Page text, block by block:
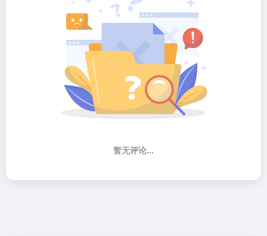
暂无评论...